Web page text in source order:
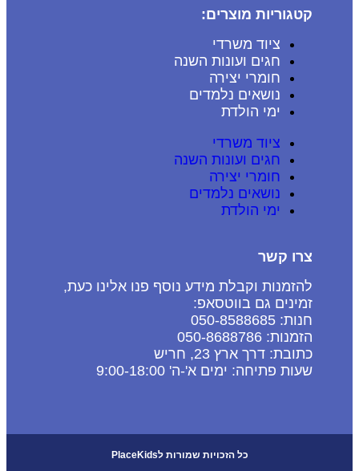
קטגוריות מוצרים:
ציוד משרדי
חגים ועונות השנה
חומרי יצירה
נושאים נלמדים
ימי הולדת
ציוד משרדי
חגים ועונות השנה
חומרי יצירה
נושאים נלמדים
ימי הולדת
צרו קשר
להזמנות וקבלת מידע נוסף פנו אלינו כעת,
זמינים גם בווטסאפ:
חנות: 050-8588685
הזמנות: 050-8688786
כתובת: דרך ארץ 23, חריש
שעות פתיחה: ימים א'-ה' 9:00-18:00
כל הזכויות שמורות לPlaceKids